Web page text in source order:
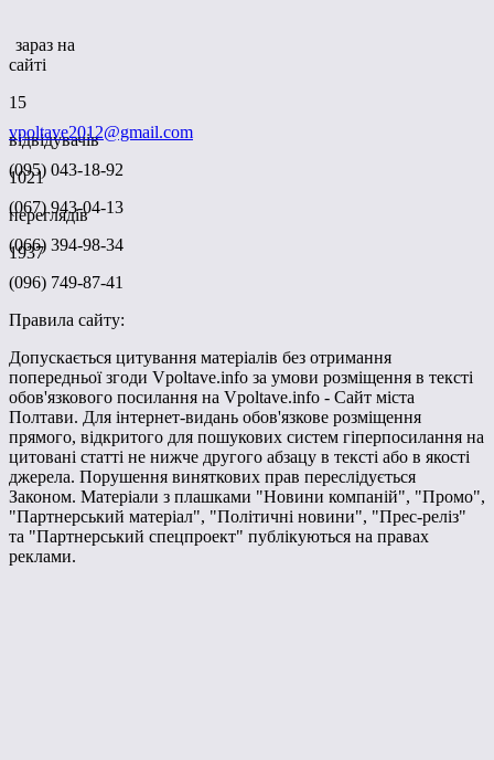
зараз на
сайті
15
відвідувачів
1021
переглядів
1937
vpoltave2012@gmail.com
(095) 043-18-92
(067) 943-04-13
(066) 394-98-34
(096) 749-87-41
Правила сайту:
Допускається цитування матеріалів без отримання
попередньої згоди Vpoltave.info за умови розміщення в тексті
обов'язкового посилання на Vpoltave.info - Сайт міста
Полтави. Для інтернет-видань обов'язкове розміщення
прямого, відкритого для пошукових систем гіперпосилання на
цитовані статті не нижче другого абзацу в тексті або в якості
джерела. Порушення виняткових прав переслідується
Законом. Матеріали з плашками "Новини компаній", "Промо",
"Партнерський матеріал", "Політичні новини", "Прес-реліз"
та "Партнерський спецпроект" публікуються на правах
реклами.